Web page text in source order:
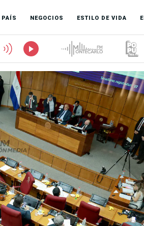
PAÍS NEGOCIOS ESTILO DE VIDA